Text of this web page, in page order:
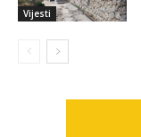
Vijesti